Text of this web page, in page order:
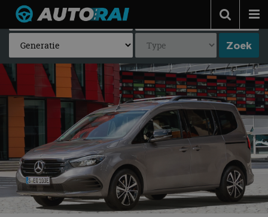
Autonieuws
Podcast
Autotests
Automerken
Adverteren
Contact
MotorRAI.nl